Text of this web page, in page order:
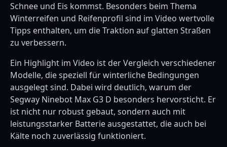
Schnee und Eis kommst. Besonders beim Thema
Winterreifen und Reifenprofil sind im Video wertvolle
Tipps enthalten, um die Traktion auf glatten Straßen
zu verbessern.
Ein Highlight im Video ist der Vergleich verschiedener
Modelle, die speziell für winterliche Bedingungen
ausgelegt sind. Dabei wird deutlich, warum der
Segway Ninebot Max G3 D besonders hervorsticht. Er
ist nicht nur robust gebaut, sondern auch mit
leistungsstarker Batterie ausgestattet, die auch bei
Kälte noch zuverlässig funktioniert.